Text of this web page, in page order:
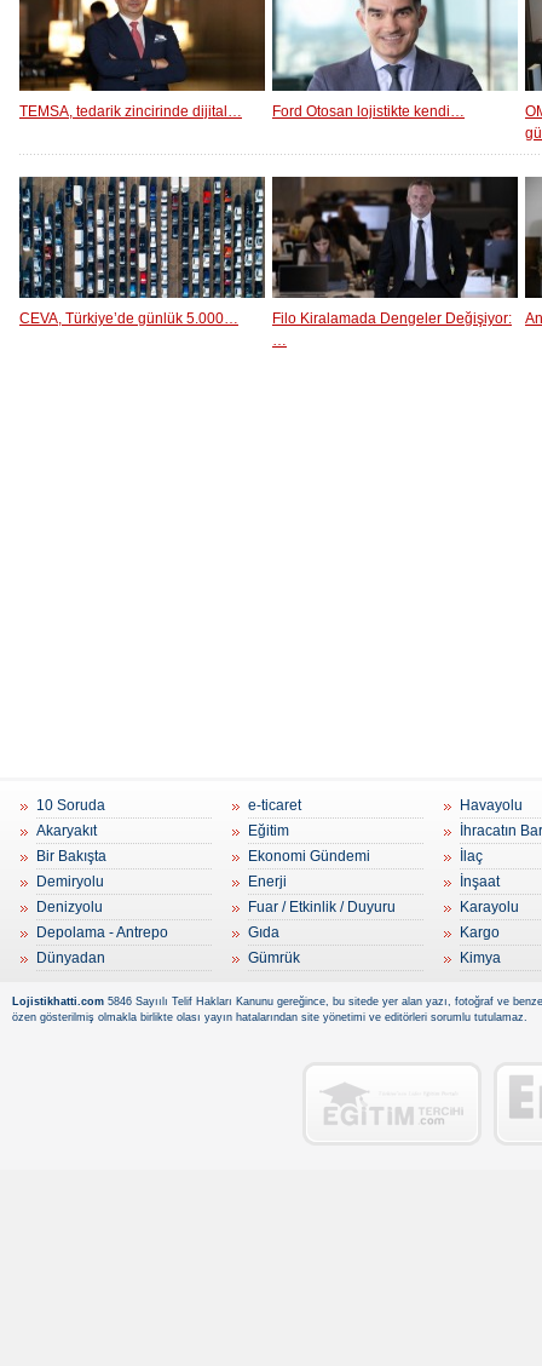
TEMSA, tedarik zincirinde dijital… Ford Otosan lojistikte kendi…
CEVA, Türkiye’de günlük 5.000…
Filo Kiralamada Dengeler Değişiyor:
…
10 Soruda
Akaryakıt
Bir Bakışta
Demiryolu
Denizyolu
Depolama - Antrepo
Dünyadan
e-ticaret
Eğitim
Ekonomi Gündemi
Enerji
Fuar / Etkinlik / Duyuru
Gıda
Gümrük
Havayolu
İhracatın
İlaç
İnşaat
Karayolu
Kargo
Kimya
Lojistikhatti.com 5846 Sayıılı Telif Hakları Kanunu gereğince, bu sitede yer alan yazı, fotoğraf ve
özen gösterilmiş olmakla birlikte olası yayın hatalarından site yönetimi ve editörleri sorumlu tutulamaz.